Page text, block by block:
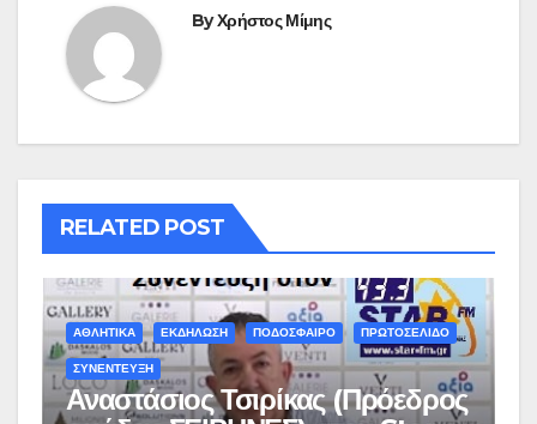
ByΧρήστος Μίμης
RELATED POST
ΑΘΛΗΤΙΚΑ ΕΚΔΗΛΩΣΗ ΠΟΔΟΣΦΑΙΡΟ ΠΡΩΤΟΣΕΛΙΔΟ
ΣΥΝΕΝΤΕΥΞΗ
Αναστάσιος Τσιρίκας (Πρόεδρος